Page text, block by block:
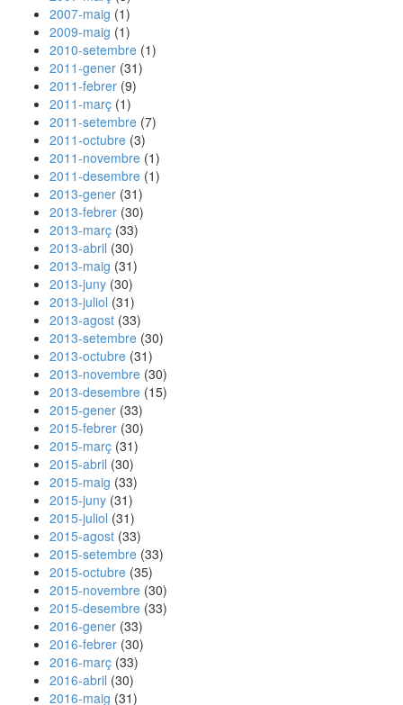
2007-maig (1)
2009-maig (1)
2010-setembre (1)
2011-gener (31)
2011-febrer (9)
2011-març (1)
2011-setembre (7)
2011-octubre (3)
2011-novembre (1)
2011-desembre (1)
2013-gener (31)
2013-febrer (30)
2013-març (33)
2013-abril (30)
2013-maig (31)
2013-juny (30)
2013-juliol (31)
2013-agost (33)
2013-setembre (30)
2013-octubre (31)
2013-novembre (30)
2013-desembre (15)
2015-gener (33)
2015-febrer (30)
2015-març (31)
2015-abril (30)
2015-maig (33)
2015-juny (31)
2015-juliol (31)
2015-agost (33)
2015-setembre (33)
2015-octubre (35)
2015-novembre (30)
2015-desembre (33)
2016-gener (33)
2016-febrer (30)
2016-març (33)
2016-abril (30)
2016-maig (31)